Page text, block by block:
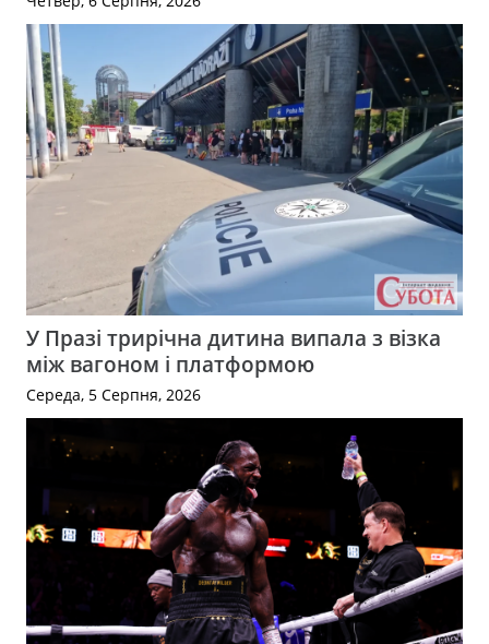
У Празі трирічна дитина випала з візка
між вагоном і платформою
Середа, 5 Серпня, 2026